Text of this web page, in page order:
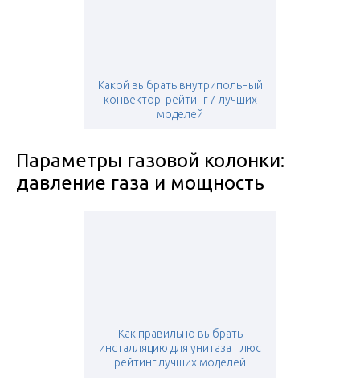
Какой выбрать внутрипольный
конвектор: рейтинг 7 лучших
моделей
Параметры газовой колонки:
давление газа и мощность
Как правильно выбрать
инсталляцию для унитаза плюс
рейтинг лучших моделей